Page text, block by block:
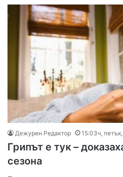
Дежурен Редактор 15:03ч,
Грипът е тук –
сезона